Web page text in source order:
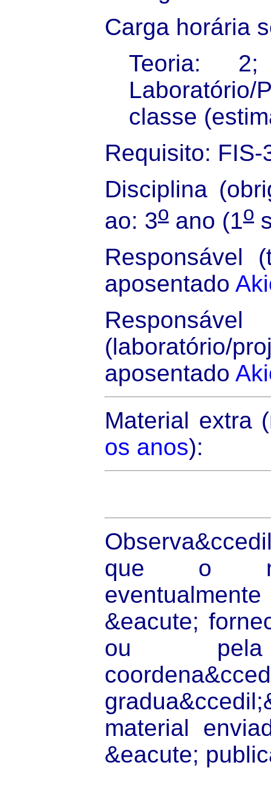
Carga horária
Teoria: 2
Laboratório/
classe
Requisito: FIS-
Disciplina
ao: 3o ano (1o
Responsável
aposentado
Responsável
(laboratório/
aposentado
Material extra
os anos):
que o
&eacute;
ou pela
material
&eacute;